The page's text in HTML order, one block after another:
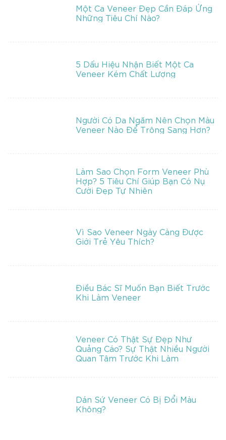
Một Ca Veneer Đẹp Cần Đáp Ứng
Những Tiêu Chí Nào?
5 Dấu Hiệu Nhận Biết Một Ca
Veneer Kém Chất Lượng
Người Có Da Ngăm Nên Chọn Màu
Veneer Nào Để Trông Sang Hơn?
Làm Sao Chọn Form Veneer Phù
Hợp? 5 Tiêu Chí Giúp Bạn Có Nụ
Cười Đẹp Tự Nhiên
Vì Sao Veneer Ngày Càng Được
Giới Trẻ Yêu Thích?
Điều Bác Sĩ Muốn Bạn Biết Trước
Khi Làm Veneer
Veneer Có Thật Sự Đẹp Như
Quảng Cáo? Sự Thật Nhiều Người
Quan Tâm Trước Khi Làm
Dán Sứ Veneer Có Bị Đổi Màu
Không?